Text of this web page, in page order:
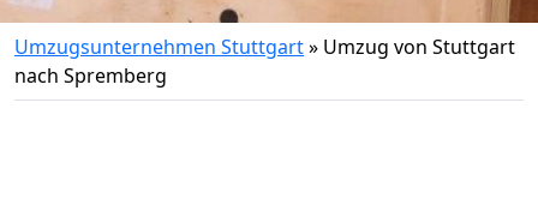
Umzugsunternehmen Stuttgart» Umzug von Stuttgart
nach Spremberg